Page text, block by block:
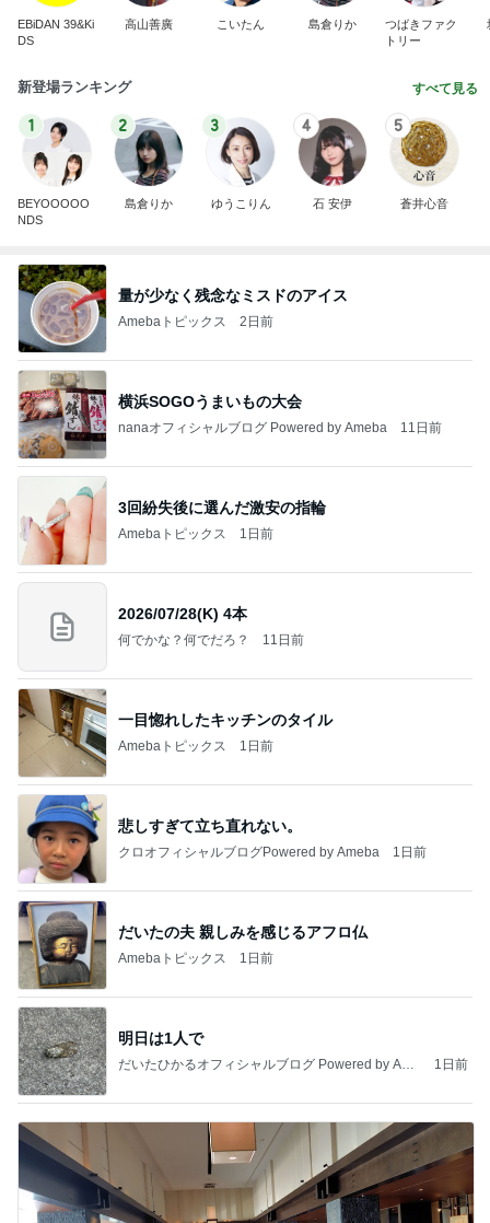
EBiDAN 39&Ki
DS
高山善廣 こいたん 島倉りか
つばきファク
トリー
新登場ランキング すべて見る
1
BEYOOOOO
NDS
2
島倉りか
3
ゆうこりん
4
石 安伊
5
蒼井心音
量が少なく残念なミスドのアイス
Amebaトピックス 2日前
横浜SOGOうまいもの大会
nanaオフィシャルブログ Powered by Ameba 11日前
3回紛失後に選んだ激安の指輪
Amebaトピックス 1日前
2026/07/28(K) 4本
何でかな？何でだろ？ 11日前
一目惚れしたキッチンのタイル
Amebaトピックス 1日前
悲しすぎて立ち直れない。
クロオフィシャルブログPowered by Ameba 1日前
だいたの夫 親しみを感じるアフロ仏
Amebaトピックス 1日前
明日は1人で
だいたひかるオフィシャルブログ Powered by Ame
1日前